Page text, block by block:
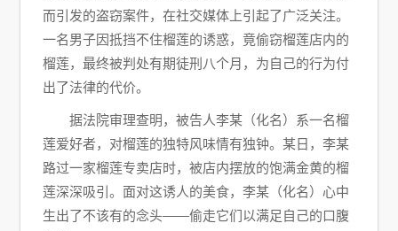
而引发的盗窃案件，在社交媒体上引起了广泛关注。
一名男子因抵挡不住榴莲的诱惑，竟偷窃榴莲店内的
榴莲，最终被判处有期徒刑八个月，为自己的行为付
出了法律的代价。
据法院审理查明，被告人李某（化名）系一名榴
莲爱好者，对榴莲的独特风味情有独钟。某日，李某
路过一家榴莲专卖店时，被店内摆放的饱满金黄的榴
莲深深吸引。面对这诱人的美食，李某（化名）心中
生出了不该有的念头——偷走它们以满足自己的口腹